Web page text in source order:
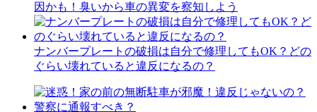
因かも！臭いから車の異変を察知しよう
ナンバープレートの破損は自分で修理してもOK？どの
ぐらい壊れていると違反になるの？